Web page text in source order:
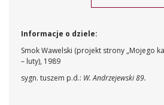
Informacje o dziele:
Smok Wawelski (projekt strony „Mojego
– luty), 1989
sygn. tuszem p.d.: W. Andrzejewski 89.